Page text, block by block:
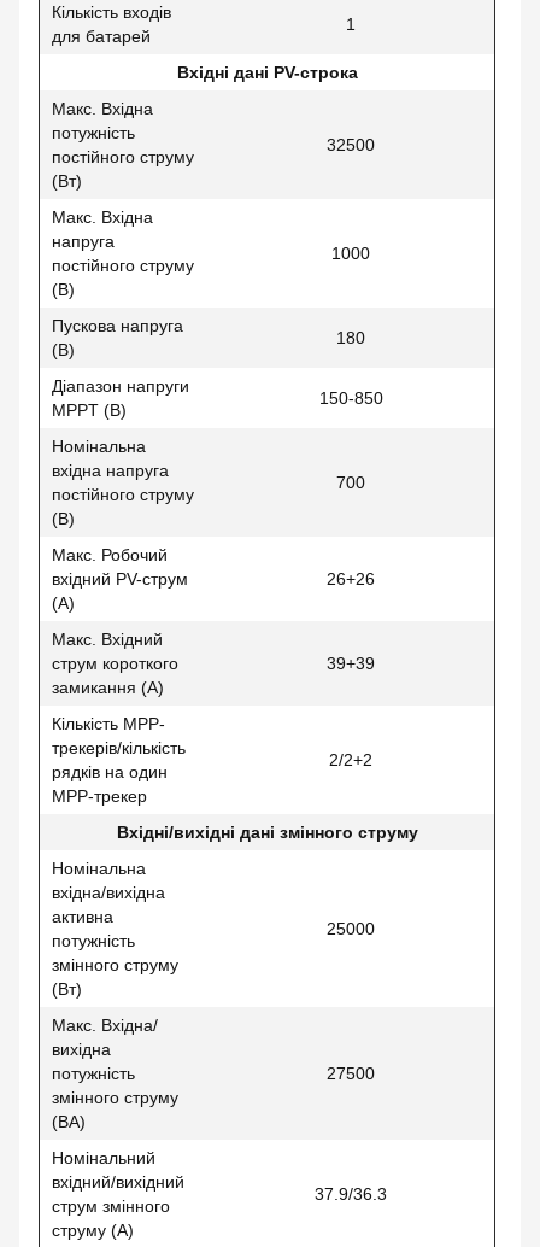
Кількість входів
для батарей
1
Вхідні дані PV-строка
Макс. Вхідна
потужність
постійного струму
(Вт)
32500
Макс. Вхідна
напруга
постійного струму
(В)
1000
Пускова напруга
(В)
180
Діапазон напруги
MPPT (B)
150-850
Номінальна
вхідна напруга
постійного струму
(В)
700
Макс. Робочий
вхідний PV-струм
(А)
26+26
Макс. Вхідний
струм короткого
замикання (А)
39+39
Кількість MPP-
трекерів/кількість
рядків на один
MPP-трекер
2/2+2
Вхідні/вихідні дані змінного струму
Номінальна
вхідна/вихідна
активна
потужність
змінного струму
(Вт)
25000
Макс. Вхідна/
вихідна
потужність
змінного струму
(ВА)
27500
Номінальний
вхідний/вихідний
струм змінного
струму (А)
37.9/36.3